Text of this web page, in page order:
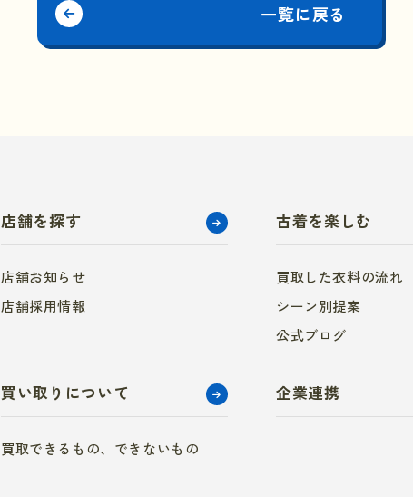
一覧に戻る
店舗を探す
店舗お知らせ
店舗採用情報
古着を楽しむ
買取した衣料の流れ
シーン別提案
公式ブログ
買い取りについて
買取できるもの、できないもの
企業連携